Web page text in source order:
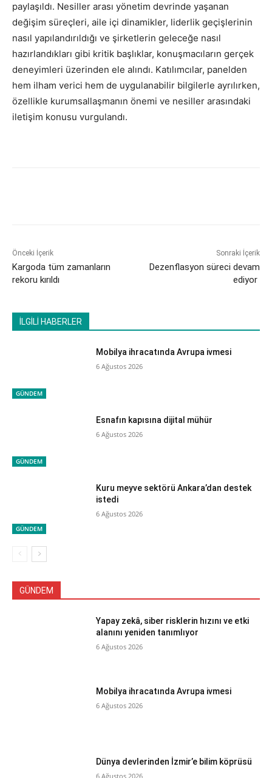
paylaşıldı. Nesiller arası yönetim devrinde yaşanan
değişim süreçleri, aile içi dinamikler, liderlik geçişlerinin
nasıl yapılandırıldığı ve şirketlerin geleceğe nasıl
hazırlandıkları gibi kritik başlıklar, konuşmacıların gerçek
deneyimleri üzerinden ele alındı. Katılımcılar, panelden
hem ilham verici hem de uygulanabilir bilgilerle ayrılırken,
özellikle kurumsallaşmanın önemi ve nesiller arasındaki
iletişim konusu vurgulandı.
Önceki İçerik
Kargoda tüm zamanların
rekoru kırıldı
Sonraki İçerik
Dezenflasyon süreci devam
ediyor
İLGİLİ HABERLER
GÜNDEM
Mobilya ihracatında Avrupa ivmesi
6 Ağustos 2026
GÜNDEM
Esnafın kapısına dijital mühür
6 Ağustos 2026
GÜNDEM
Kuru meyve sektörü Ankara’dan destek
istedi
6 Ağustos 2026
GÜNDEM
Yapay zekâ, siber risklerin hızını ve etki
alanını yeniden tanımlıyor
6 Ağustos 2026
Mobilya ihracatında Avrupa ivmesi
6 Ağustos 2026
Dünya devlerinden İzmir’e bilim köprüsü
6 Ağustos 2026